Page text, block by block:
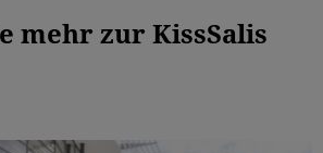
mehr zur KissSalis